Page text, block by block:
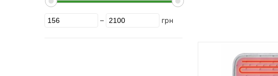
– грн